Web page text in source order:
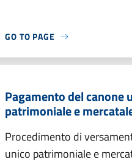
GO TO PAGE
Pagamento del canone
patrimoniale e
Procedimento di
unico patrimoniale e